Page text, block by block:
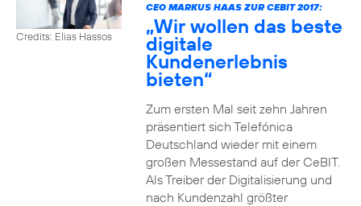
Credits: Elias Hassos
CEO MARKUS HAAS ZUR CEBIT 2017:
„Wir wollen das beste
digitale
Kundenerlebnis
bieten“
Zum ersten Mal seit zehn Jahren
präsentiert sich Telefónica
Deutschland wieder mit einem
großen Messestand auf der CeBIT.
Als Treiber der Digitalisierung und
nach Kundenzahl größter